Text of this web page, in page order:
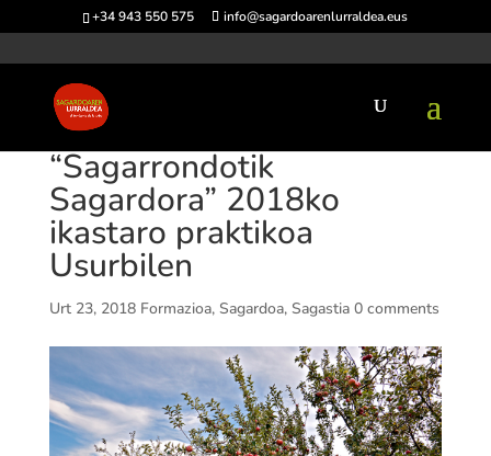
+34 943 550 575 info@sagardoarenlurraldea.eus
“Sagarrondotik
Sagardora” 2018ko
ikastaro praktikoa
Usurbilen
Urt 23, 2018 Formazioa, Sagardoa, Sagastia 0 comments